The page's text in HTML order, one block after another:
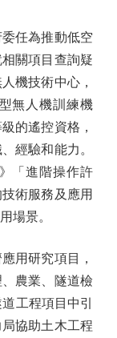
任為推動低空
關項目查詢疑
機技術中心，
無人機訓練機
的遙控資格，
經驗和能力。
「進階操作許
術服務及應用
場景。
用研究項目，
農業、隧道檢
工程項目中引
協助土木工程